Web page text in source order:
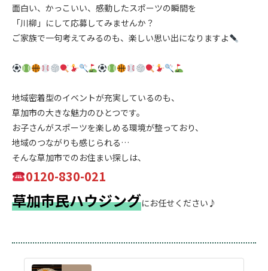
面白い、かっこいい、感動したスポーツの瞬間を
「川柳」にして応募してみませんか？
ご家族で一句考えてみるのも、楽しい思い出になりますよ
地域密着型のイベントが充実しているのも、
草加市の大きな魅力のひとつです。
お子さんがスポーツを楽しめる環境が整っており、
地域のつながりも感じられる…
そんな草加市でのお住まい探しは、
0120-830-021
草加市民ハウジングにお任せください♪